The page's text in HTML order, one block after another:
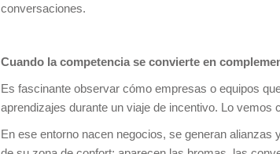
conversaciones.
Cuando la competencia se convierte en
Es fascinante observar cómo empresas o equipos
aprendizajes durante un viaje de incentivo. Lo
En ese entorno nacen negocios, se generan alianzas